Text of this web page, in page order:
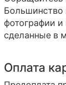
Большинство
фотографии и
сделанные в
Оплата